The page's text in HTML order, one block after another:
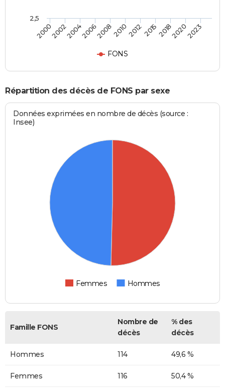
FONS
20002002200420062008201020122015201820202023
2,5
Répartition des décès de FONS par sexe
Données exprimées en nombre de décès (source :
Insee)
Femmes Hommes
Famille FONS
Nombre de
décès
% des
décès
Hommes 114 49,6 %
Femmes 116 50,4 %